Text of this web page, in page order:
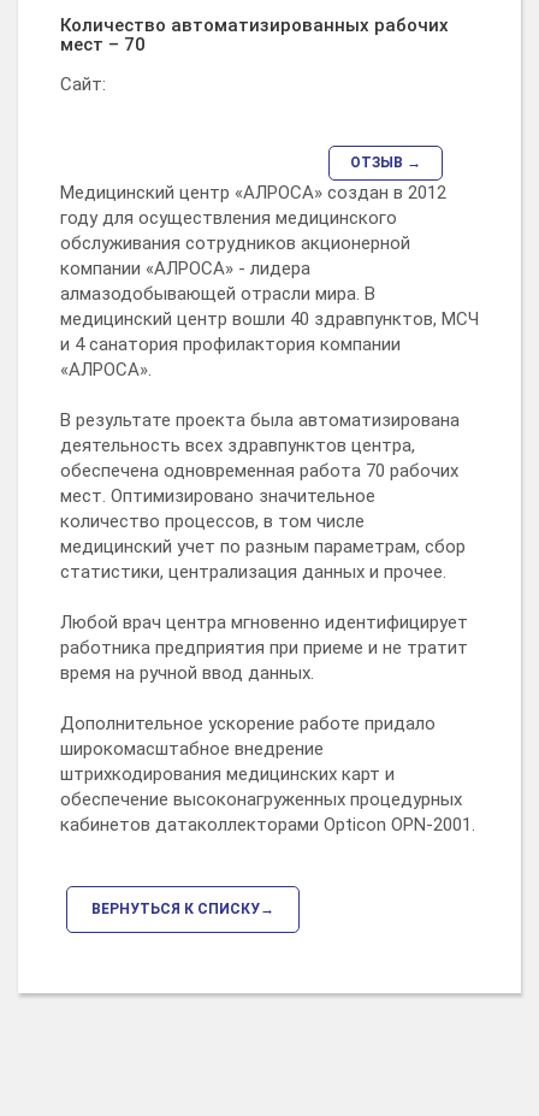
Количество автоматизированных рабочих
мест – 70
Сайт:
ОТЗЫВ →
Медицинский центр «АЛРОСА» создан в 2012
году для осуществления медицинского
обслуживания сотрудников акционерной
компании «АЛРОСА» - лидера
алмазодобывающей отрасли мира. В
медицинский центр вошли 40 здравпунктов, МСЧ
и 4 санатория профилактория компании
«АЛРОСА».
В результате проекта была автоматизирована
деятельность всех здравпунктов центра,
обеспечена одновременная работа 70 рабочих
мест. Оптимизировано значительное
количество процессов, в том числе
медицинский учет по разным параметрам, сбор
статистики, централизация данных и прочее.
Любой врач центра мгновенно идентифицирует
работника предприятия при приеме и не тратит
время на ручной ввод данных.
Дополнительное ускорение работе придало
широкомасштабное внедрение
штрихкодирования медицинских карт и
обеспечение высоконагруженных процедурных
кабинетов датаколлекторами Opticon OPN-2001.
ВЕРНУТЬСЯ К СПИСКУ→